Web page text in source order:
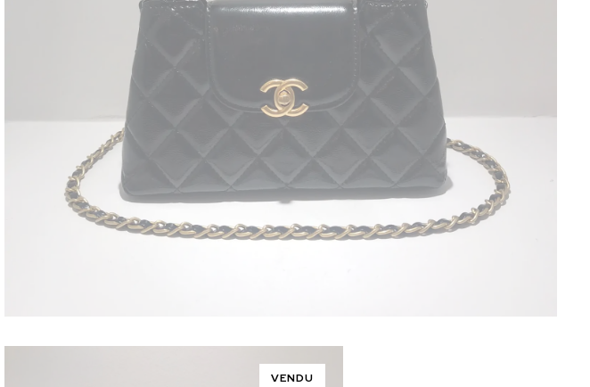
VENDU